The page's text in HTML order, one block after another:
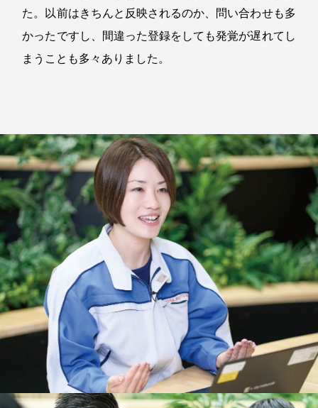
た。以前はきちんと反映されるのか、問い合わせも多
かったですし、間違った登録をしても発覚が遅れてし
まうことも多々ありました。